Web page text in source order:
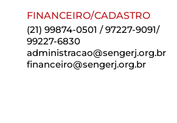
FINANCEIRO/CADASTRO
(21) 99874-0501 / 97227-9091/
99227-6830
administracao@sengerj.org.br
financeiro@sengerj.org.br